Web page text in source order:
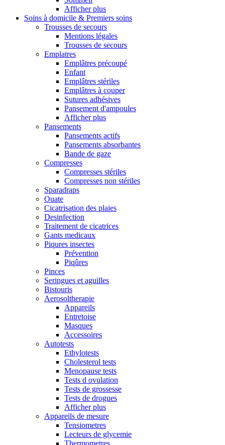
Afficher plus
Soins à domicile & Premiers soins
Trousses de secours
Mentions légales
Trousses de secours
Emplatres
Emplâtres précoupé
Enfant
Emplâtres stériles
Emplâtres à couper
Sutures adhésives
Pansement d'ampoules
Afficher plus
Pansements
Pansements actifs
Pansements absorbantes
Bande de gaze
Compresses
Compresses stériles
Compresses non stériles
Sparadraps
Ouate
Cicatrisation des plaies
Desinfection
Traitement de cicatrices
Gants medicaux
Piqures insectes
Prévention
Piqûres
Pinces
Seringues et aguilles
Bistouris
Aerosoltherapie
Appareils
Entretoise
Masques
Accessoires
Autotests
Ethylotests
Cholesterol tests
Menopause tests
Tests d ovulation
Tests de grossesse
Tests de drogues
Afficher plus
Appareils de mesure
Tensiometres
Lecteurs de glycemie
Thermometres